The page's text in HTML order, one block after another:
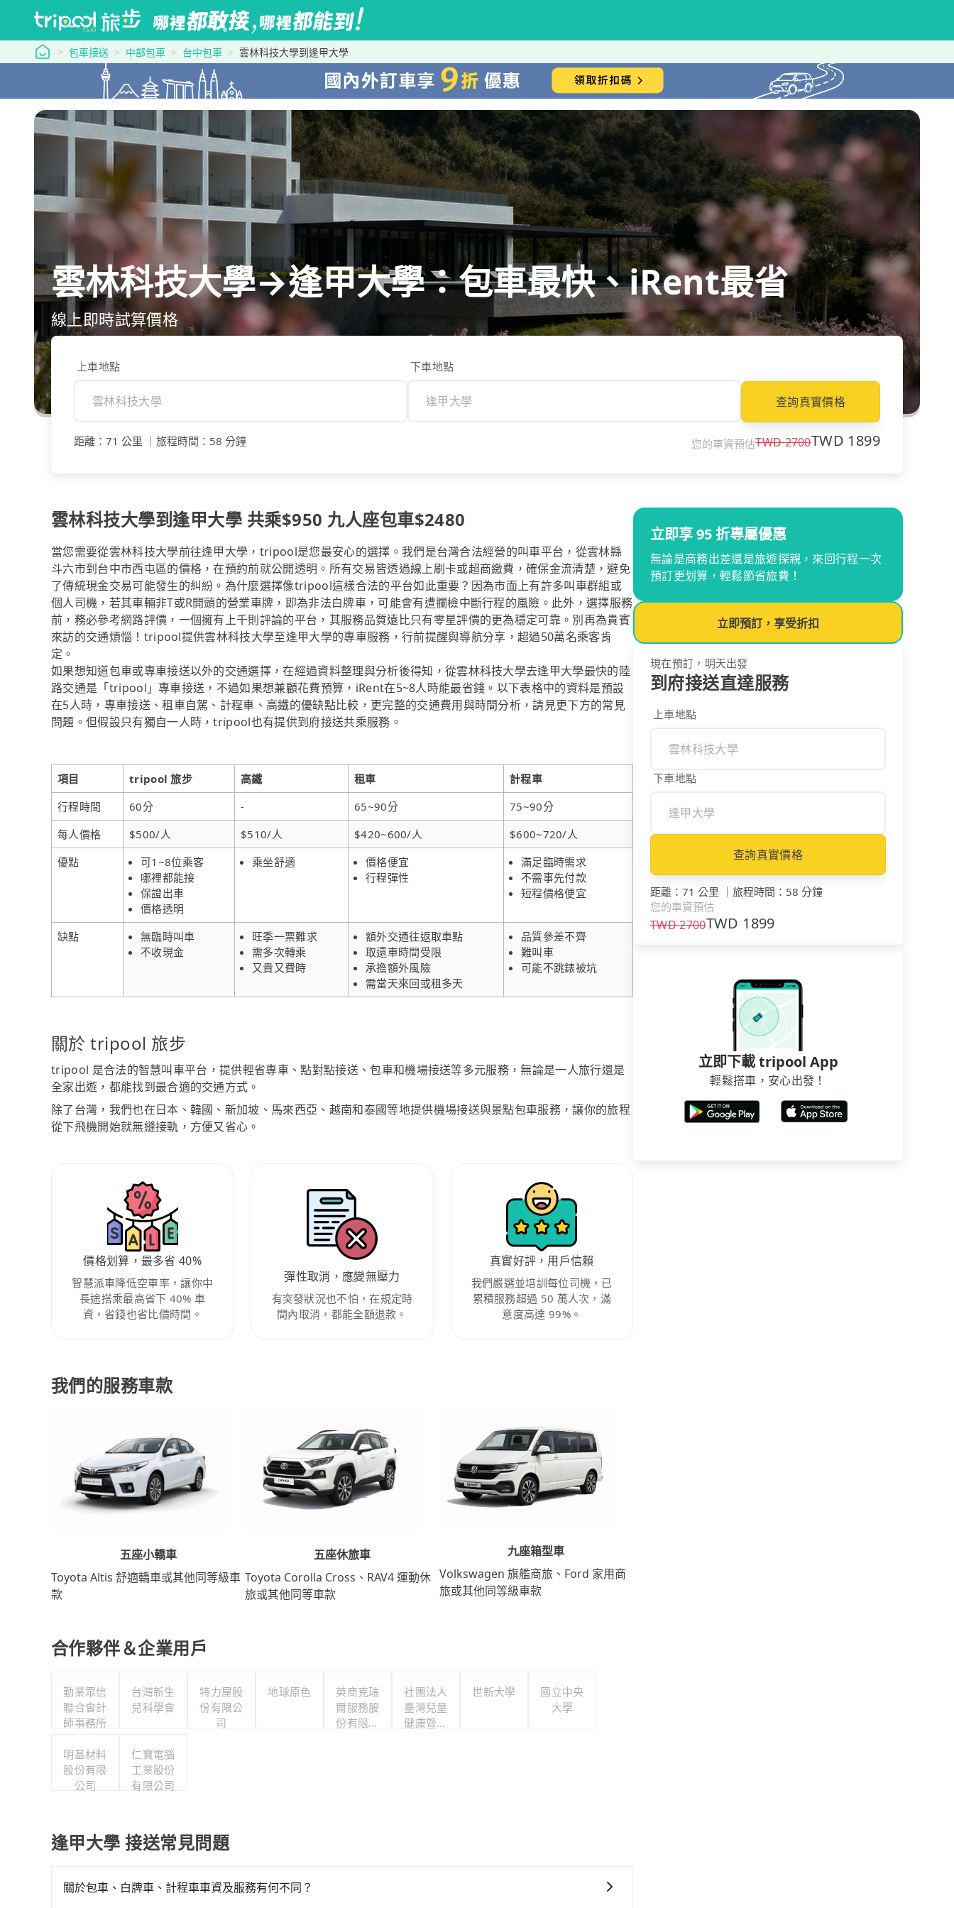
tripool 旅步
包車接送 中部包車 台中包車 雲林科技大學到逢甲大學
雲林科技大學→逢甲大學：包車最快、iRent最省
線上即時試算價格
上車地點 下車地點
查詢真實價格
距離 ： 71 公里 旅程時間 ： 58 分鐘 您的車資預估TWD2700TWD 1899
雲林科技大學到逢甲大學 共乘$950 九人座包車$2480
當您需要從雲林科技大學前往逢甲大學，tripool是您最安心的選擇。我們是台灣合法經營的叫車平台，從雲林縣
斗六市到台中市西屯區的價格，在預約前就公開透明。所有交易皆透過線上刷卡或超商繳費，確保金流清楚，避免
了傳統現金交易可能發生的糾紛。為什麼選擇像tripool這樣合法的平台如此重要？因為市面上有許多叫車群組或
個人司機，若其車輛非T或R開頭的營業車牌，即為非法白牌車，可能會有遭攔檢中斷行程的風險。此外，選擇服務
前，務必參考網路評價，一個擁有上千則評論的平台，其服務品質遠比只有零星評價的更為穩定可靠。別再為貴賓
來訪的交通煩惱！tripool提供雲林科技大學至逢甲大學的專車服務，行前提醒與導航分享，超過50萬名乘客肯
定。
如果想知道包車或專車接送以外的交通選擇，在經過資料整理與分析後得知，從雲林科技大學去逢甲大學最快的陸
路交通是「tripool」專車接送，不過如果想兼顧花費預算，iRent在5~8人時能最省錢。以下表格中的資料是預設
在5人時，專車接送、租車自駕、計程車、高鐵的優缺點比較，更完整的交通費用與時間分析，請見更下方的常見
問題。但假設只有獨自一人時，tripool也有提供到府接送共乘服務。
項目 tripool 旅步 高鐵 租車
計程車
行程時間
60分 - 65~90分
75~90分
每人價格
$500/人 $510/人 $420~600/人
$600~720/人
優點
可1~8位乘客
哪裡都能接
保證出車
價格透明
乘坐舒適
價格便宜
行程彈性
滿足臨時需求
不需事先付款
短程價格便宜
缺點
無臨時叫車
不收現金
旺季一票難求
需多次轉乘
又貴又費時
額外交通往返取車點
取還車時間受限
承擔額外風險
需當天來回或租多天
品質參差不齊
難叫車
可能不跳錶被坑
關於 tripool 旅步
tripool 是合法的智慧叫車平台，提供輕省專車、點對點接送、包車和機場接送等多元服務，無論是一人旅行還是
全家出遊，都能找到最合適的交通方式。
除了台灣，我們也在日本、韓國、新加坡、馬來西亞、越南和泰國等地提供機場接送與景點包車服務，讓你的旅程
從下飛機開始就無縫接軌，方便又省心。
價格划算，最多省 40%
智慧派車降低空車率，讓你中
長途搭乘最高省下 40% 車
資，省錢也省比價時間。
彈性取消，應變無壓力
有突發狀況也不怕，在規定時
間內取消，都能全額退款。
真實好評，用戶信賴
我們嚴選並培訓每位司機，已
累積服務超過 50 萬人次，滿
意度高達 99%。
我們的服務車款
五座小轎車
Toyota Altis 舒適轎車或其他同等級車
款
五座休旅車
Toyota Corolla Cross、RAV4 運動休
旅或其他同等車款
九座箱型車
Volkswagen 旗艦商旅、Ford 家用商
旅或其他同等級車款
合作夥伴＆企業用戶
勤業眾信
聯合會計
師事務所
台灣新生
兒科學會
特力屋股
份有限公
司
地球原色
英商克瑞
爾服務股
份有限公
社團法人
臺灣兒童
健康暨身
世新大學
國立中央
大學
明基材料
股份有限
公司
仁寶電腦
工業股份
有限公司
逢甲大學 接送常見問題
關於包車、白牌車、計程車車資及服務有何不同？
立即享 95 折專屬優惠
無論是商務出差還是旅遊探親，來回行程一次
預訂更划算，輕鬆節省旅費！
立即預訂，享受折扣
現在預訂，明天出發
到府接送直達服務
上車地點
下車地點
查詢真實價格
距離 ： 71 公里 ｜ 旅程時間 ： 58 分鐘
您的車資預估
TWD2700TWD 1899
立即下載 tripool App
輕鬆搭車，安心出發！